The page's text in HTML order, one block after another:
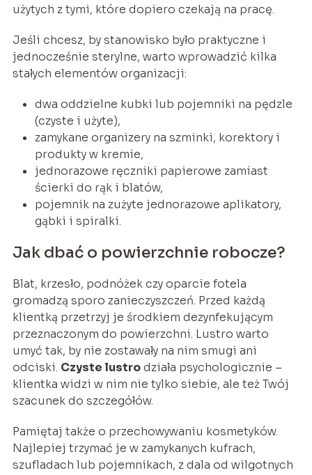
użytych z tymi, które dopiero czekają na pracę.
Jeśli chcesz, by stanowisko było praktyczne i
jednocześnie sterylne, warto wprowadzić kilka
stałych elementów organizacji:
dwa oddzielne kubki lub pojemniki na pędzle
(czyste i użyte),
zamykane organizery na szminki, korektory i
produkty w kremie,
jednorazowe ręczniki papierowe zamiast
ścierki do rąk i blatów,
pojemnik na zużyte jednorazowe aplikatory,
gąbki i spiralki.
Jak dbać o powierzchnie robocze?
Blat, krzesło, podnóżek czy oparcie fotela
gromadzą sporo zanieczyszczeń. Przed każdą
klientką przetrzyj je środkiem dezynfekującym
przeznaczonym do powierzchni. Lustro warto
umyć tak, by nie zostawały na nim smugi ani
odciski. Czyste lustrodziała psychologicznie –
klientka widzi w nim nie tylko siebie, ale też Twój
szacunek do szczegółów.
Pamiętaj także o przechowywaniu kosmetyków.
Najlepiej trzymać je w zamykanych kufrach,
szufladach lub pojemnikach, z dala od wilgotnych